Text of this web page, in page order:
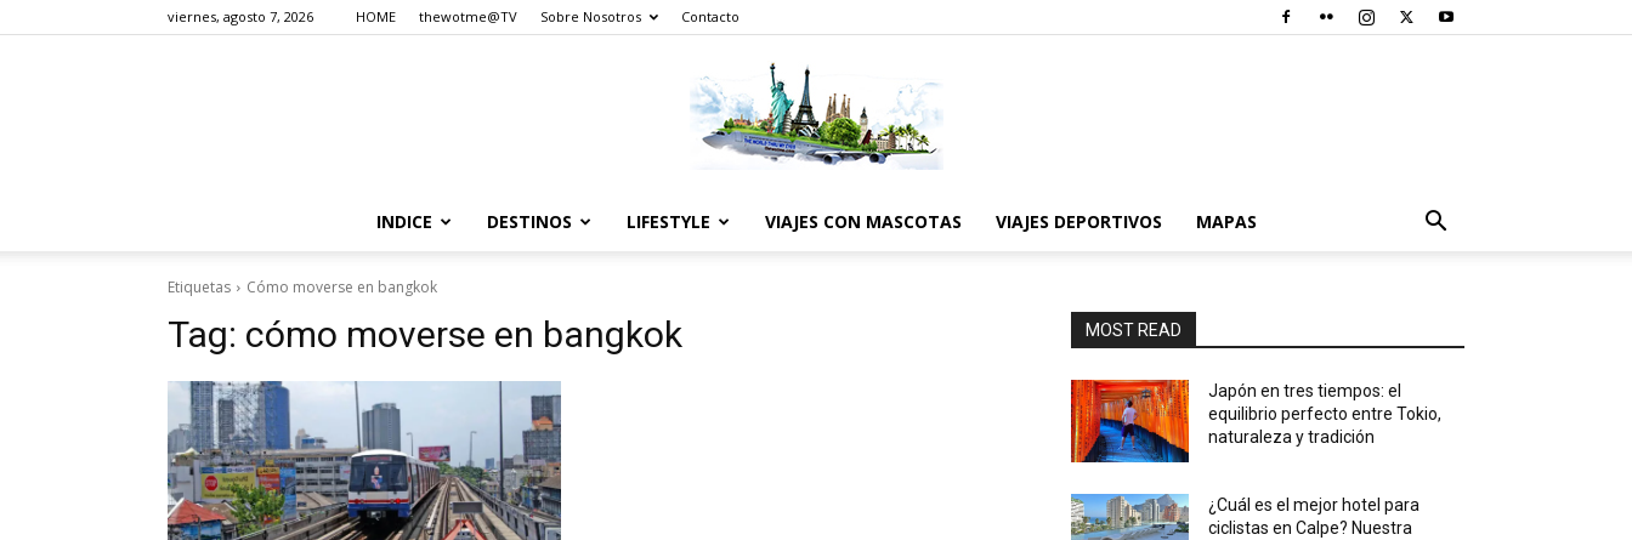
viernes, agosto 7, 2026 HOME thewotme@TV Sobre Nosotros Contacto
INDICE DESTINOS LIFESTYLE VIAJES CON MASCOTAS VIAJES DEPORTIVOS MAPAS
Etiquetas Cómo moverse en bangkok
Tag: cómo moverse en bangkok MOST READ
Japón en tres tiempos: el
equilibrio perfecto entre Tokio,
naturaleza y tradición
¿Cuál es el mejor hotel para
ciclistas en Calpe? Nuestra